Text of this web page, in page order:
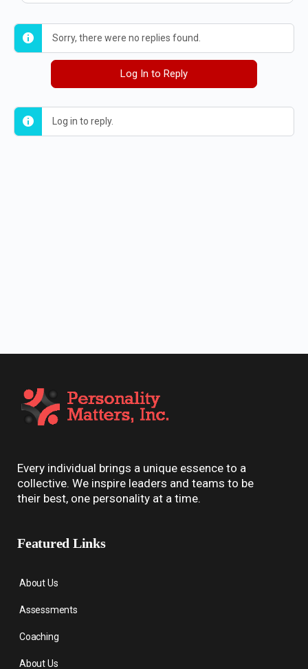
Sorry, there were no replies found.
Log In to Reply
Log in to reply.
Every individual brings a unique essence to a
collective. We inspire leaders and teams to be
their best, one personality at a time.
Featured Links
About Us
Assessments
Coaching
About Us